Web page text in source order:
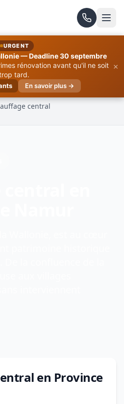
URGENT
— Deadline 30 septembre
rénovation avant qu'il ne soit
tard.
En savoir plus →
×
central
en Province